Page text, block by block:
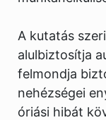
A kutatás
alulbiztosítja
felmondja
nehézségei
óriási hibát